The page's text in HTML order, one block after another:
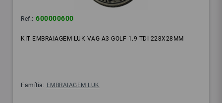
Ref.: 600000600
KIT EMBRAIAGEM LUK VAG A3 GOLF 1.9 TDI 228X28MM
Família: EMBRAIAGEM LUK